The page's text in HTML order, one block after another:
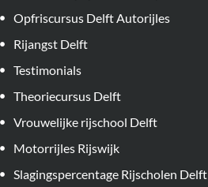
Opfriscursus Delft Autorijles
Rijangst Delft
Testimonials
Theoriecursus Delft
Vrouwelijke rijschool Delft
Motorrijles Rijswijk
Slagingspercentage Rijscholen Delft